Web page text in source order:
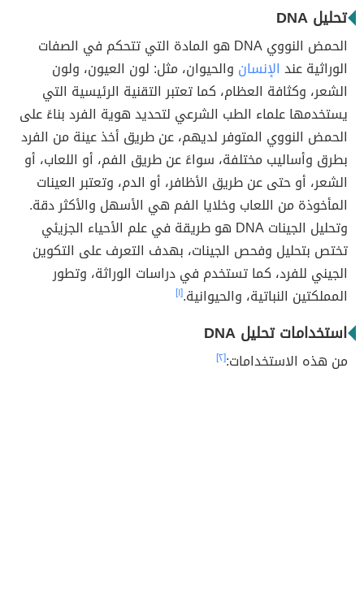
تحليل DNA
الحمض النووي DNA هو المادة التي تتحكم في الصفات
الوراثية عند الإنسان والحيوان، مثل: لون العيون، ولون
الشعر، وكثافة العظام، كما تعتبر التقنية الرئيسية التي
يستخدمها علماء الطب الشرعي لتحديد هوية الفرد بناءً على
الحمض النووي المتوفر لديهم، عن طريق أخذ عينة من الفرد
بطرق وأساليب مختلفة، سواءً عن طريق الفم، أو اللعاب، أو
الشعر، أو حتى عن طريق الأظافر، أو الدم، وتعتبر العينات
المأخوذة من اللعاب وخلايا الفم هي الأسهل والأكثر دقة.
وتحليل الجينات DNA هو طريقة في علم الأحياء الجزيئي
تختص بتحليل وفحص الجينات، بهدف التعرف على التكوين
الجيني للفرد، كما تستخدم في دراسات الوراثة، وتطور
المملكتين النباتية، والحيوانية.[١]
استخدامات تحليل DNA
من هذه الاستخدامات:[٢]